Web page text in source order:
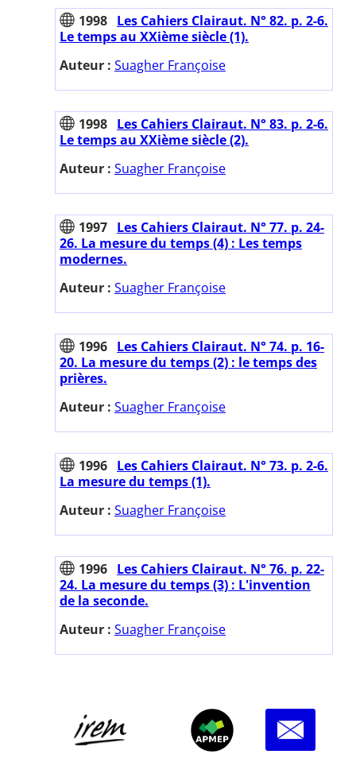
1998 Les Cahiers Clairaut. N° 82. p. 2-6.
Le temps au XXième siècle (1).
Auteur : Suagher Françoise
1998 Les Cahiers Clairaut. N° 83. p. 2-6.
Le temps au XXième siècle (2).
Auteur : Suagher Françoise
1997 Les Cahiers Clairaut. N° 77. p. 24-
26. La mesure du temps (4) : Les temps
modernes.
Auteur : Suagher Françoise
1996 Les Cahiers Clairaut. N° 74. p. 16-
20. La mesure du temps (2) : le temps des
prières.
Auteur : Suagher Françoise
1996 Les Cahiers Clairaut. N° 73. p. 2-6.
La mesure du temps (1).
Auteur : Suagher Françoise
1996 Les Cahiers Clairaut. N° 76. p. 22-
24. La mesure du temps (3) : L'invention
de la seconde.
Auteur : Suagher Françoise